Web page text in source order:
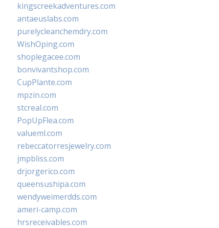
kingscreekadventures.com
antaeuslabs.com
purelycleanchemdry.com
WishOping.com
shoplegacee.com
bonvivantshop.com
CupPlante.com
mpzin.com
stcreal.com
PopUpFlea.com
valueml.com
rebeccatorresjewelry.com
jmpbliss.com
drjorgerico.com
queensushipa.com
wendyweimerdds.com
ameri-camp.com
hrsreceivables.com